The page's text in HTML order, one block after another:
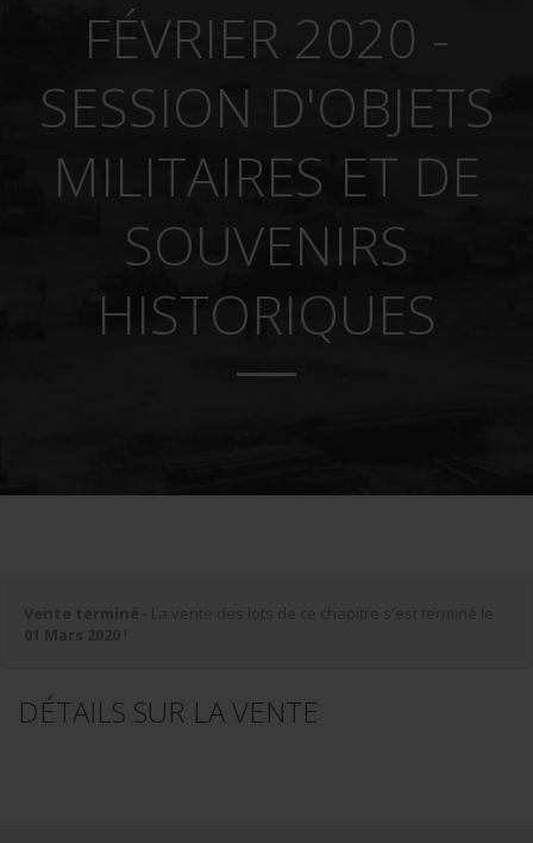
FÉVRIER 2020 -
SESSION D'OBJETS
MILITAIRES ET DE
SOUVENIRS
HISTORIQUES
DÉTAILS SUR LA VENTE